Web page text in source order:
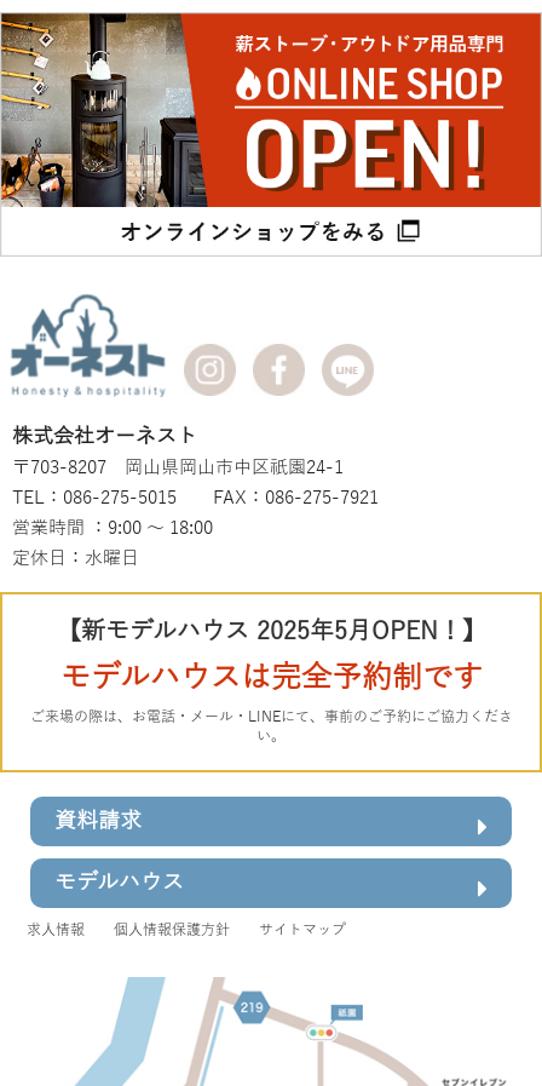
株式会社オーネスト
〒703-8207 岡山県岡山市中区祇園24-1
TEL：086-275-5015 FAX：086-275-7921
営業時間 ：9:00 ～ 18:00
定休日：水曜日
【新モデルハウス 2025年5月OPEN！】
モデルハウスは完全予約制です
ご来場の際は、お電話・メール・LINEにて、事前のご予約にご協力くださ
い。
資料請求
モデルハウス
求人情報 個人情報保護方針 サイトマップ